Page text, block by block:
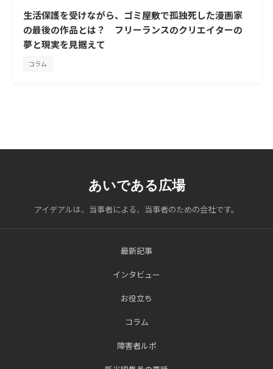
生活保護を受けながら、ゴミ屋敷で孤独死した漫画家
の最後の作品とは？ フリーランスのクリエイターの
夢と現実を見据えて
コラム
あいである広場
アイデアルは、当事者による、当事者のための会社です。
最新記事
インタビュー
お役立ち
コラム
障害者ルポ